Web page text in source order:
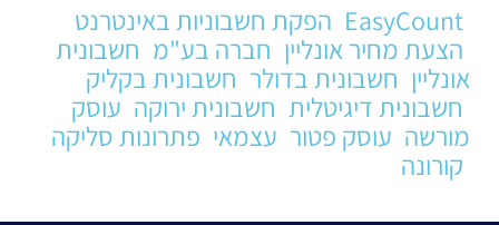
EasyCount הפקת חשבוניות באינטרנט
הצעת מחיר אונליין חברה בע"מ חשבונית
אונליין חשבונית בדולר חשבונית בקליק
חשבונית דיגיטלית חשבונית ירוקה עוסק
מורשה עוסק פטור עצמאי פתרונות סליקה
קורונה